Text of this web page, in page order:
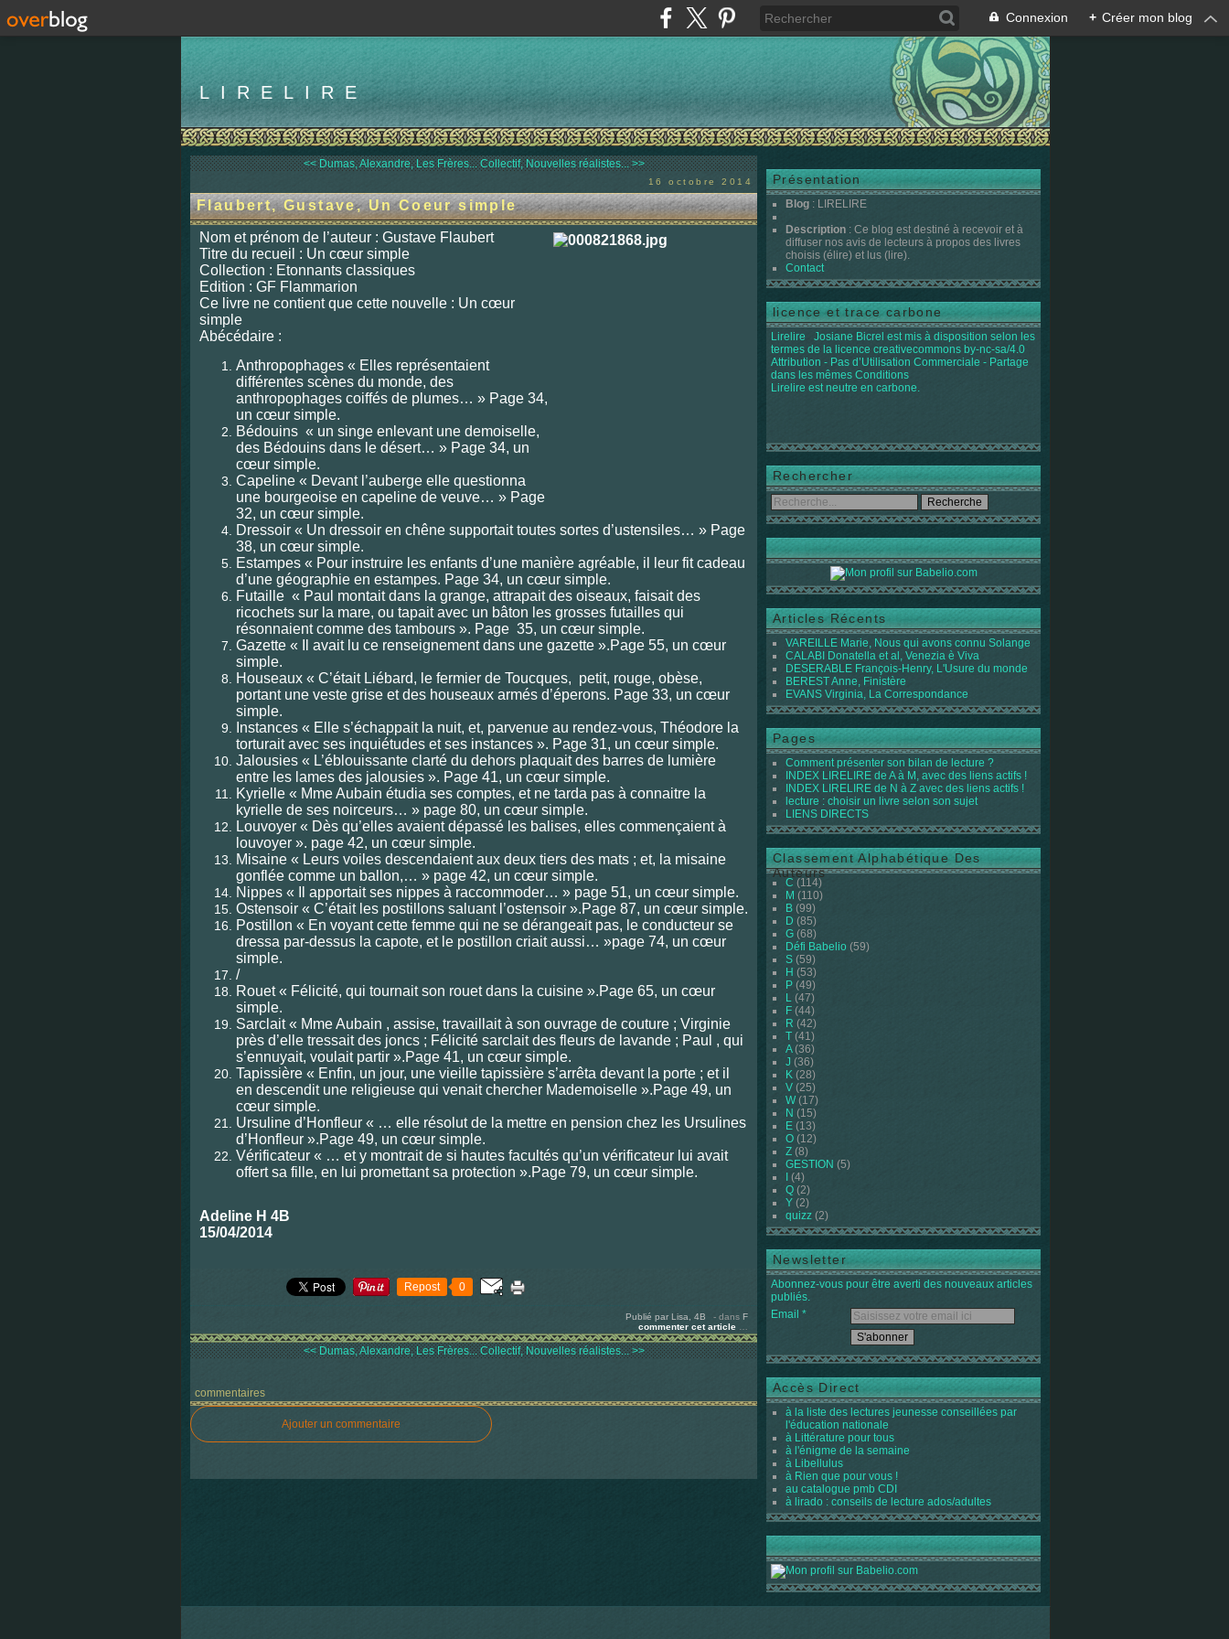
Connexion + Créer mon blog
LIRELIRE
<< Dumas, Alexandre, Les Frères... Collectif, Nouvelles réalistes... >>
16 octobre 2014
Flaubert, Gustave, Un Coeur simple
Nom et prénom de l’auteur : Gustave Flaubert
Titre du recueil : Un cœur simple
Collection : Etonnants classiques
Edition : GF Flammarion
Ce livre ne contient que cette nouvelle : Un cœur
simple
Abécédaire :
Anthropophages « Elles représentaient
différentes scènes du monde, des
anthropophages coiffés de plumes… » Page 34,
un cœur simple.
Bédouins « un singe enlevant une demoiselle,
des Bédouins dans le désert… » Page 34, un
cœur simple.
Capeline « Devant l’auberge elle questionna
une bourgeoise en capeline de veuve… » Page
32, un cœur simple.
Dressoir « Un dressoir en chêne supportait toutes sortes d’ustensiles… » Page
38, un cœur simple.
Estampes « Pour instruire les enfants d’une manière agréable, il leur fit cadeau
d’une géographie en estampes. Page 34, un cœur simple.
Futaille « Paul montait dans la grange, attrapait des oiseaux, faisait des
ricochets sur la mare, ou tapait avec un bâton les grosses futailles qui
résonnaient comme des tambours ». Page 35, un cœur simple.
Gazette « Il avait lu ce renseignement dans une gazette ».Page 55, un cœur
simple.
Houseaux « C’était Liébard, le fermier de Toucques, petit, rouge, obèse,
portant une veste grise et des houseaux armés d’éperons. Page 33, un cœur
simple.
Instances « Elle s’échappait la nuit, et, parvenue au rendez-vous, Théodore la
torturait avec ses inquiétudes et ses instances ». Page 31, un cœur simple.
Jalousies « L’éblouissante clarté du dehors plaquait des barres de lumière
entre les lames des jalousies ». Page 41, un cœur simple.
Kyrielle « Mme Aubain étudia ses comptes, et ne tarda pas à connaitre la
kyrielle de ses noirceurs… » page 80, un cœur simple.
Louvoyer « Dès qu’elles avaient dépassé les balises, elles commençaient à
louvoyer ». page 42, un cœur simple.
Misaine « Leurs voiles descendaient aux deux tiers des mats ; et, la misaine
gonflée comme un ballon,… » page 42, un cœur simple.
Nippes « Il apportait ses nippes à raccommoder… » page 51, un cœur simple.
Ostensoir « C’était les postillons saluant l’ostensoir ».Page 87, un cœur simple.
Postillon « En voyant cette femme qui ne se dérangeait pas, le conducteur se
dressa par-dessus la capote, et le postillon criait aussi… »page 74, un cœur
simple.
/
Rouet « Félicité, qui tournait son rouet dans la cuisine ».Page 65, un cœur
simple.
Sarclait « Mme Aubain , assise, travaillait à son ouvrage de couture ; Virginie
près d’elle tressait des joncs ; Félicité sarclait des fleurs de lavande ; Paul , qui
s’ennuyait, voulait partir ».Page 41, un cœur simple.
Tapissière « Enfin, un jour, une vieille tapissière s’arrêta devant la porte ; et il
en descendit une religieuse qui venait chercher Mademoiselle ».Page 49, un
cœur simple.
Ursuline d’Honfleur « … elle résolut de la mettre en pension chez les Ursulines
d’Honfleur ».Page 49, un cœur simple.
Vérificateur « … et y montrait de si hautes facultés qu’un vérificateur lui avait
offert sa fille, en lui promettant sa protection ».Page 79, un cœur simple.
Adeline H 4B
15/04/2014
Repost 0
Publié par Lisa, 4B - dans F
commenter cet article
<< Dumas, Alexandre, Les Frères... Collectif, Nouvelles réalistes... >>
commentaires
Ajouter un commentaire
Présentation
Blog : LIRELIRE
Description : Ce blog est destiné à recevoir et à
diffuser nos avis de lecteurs à propos des livres
choisis (élire) et lus (lire).
Contact
licence et trace carbone
Lirelire Josiane Bicrel est mis à disposition selon les
termes de la licence creativecommons by-nc-sa/4.0
Attribution - Pas d’Utilisation Commerciale - Partage
dans les mêmes Conditions
Lirelire est neutre en carbone.
Rechercher
Articles Récents
VAREILLE Marie, Nous qui avons connu Solange
CALABI Donatella et al, Venezia è Viva
DESERABLE François-Henry, L'Usure du monde
BEREST Anne, Finistère
EVANS Virginia, La Correspondance
Pages
Comment présenter son bilan de lecture ?
INDEX LIRELIRE de A à M, avec des liens actifs !
INDEX LIRELIRE de N à Z avec des liens actifs !
lecture : choisir un livre selon son sujet
LIENS DIRECTS
Classement Alphabétique Des
Auteurs
C (114)
M (110)
B (99)
D (85)
G (68)
Défi Babelio (59)
S (59)
H (53)
P (49)
L (47)
F (44)
R (42)
T (41)
A(36)
J (36)
K (28)
V (25)
W(17)
N (15)
E (13)
O (12)
Z (8)
GESTION (5)
(4)
Q (2)
Y (2)
quizz (2)
Newsletter
Abonnez-vous pour être averti des nouveaux articles
publiés.
Email
Accès Direct
à la liste des lectures jeunesse conseillées par
l'éducation nationale
à Littérature pour tous
à l'énigme de la semaine
à Libellulus
à Rien que pour vous !
au catalogue pmb CDI
à lirado : conseils de lecture ados/adultes